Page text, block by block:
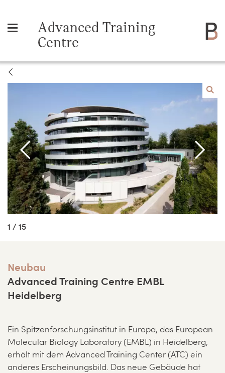
Advanced Training
Centre
1 / 15
Neubau
Advanced Training Centre EMBL
Heidelberg
Ein Spitzenforschungsinstitut in Europa, das European
Molecular Biology Laboratory (EMBL) in Heidelberg,
erhält mit dem Advanced Training Center (ATC) ein
anderes Erscheinungsbild. Das neue Gebäude hat